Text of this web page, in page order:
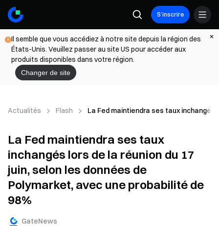
S’inscrire
Il semble que vous accédiez à notre site depuis la région des
États-Unis. Veuillez passer au site US pour accéder aux
produits disponibles dans votre région.
Changer de site
Actualités Flash La Fed maintiendra ses taux inchangés
La Fed maintiendra ses taux
inchangés lors de la réunion du 17
juin, selon les données de
Polymarket, avec une probabilité de
98%
GateNews